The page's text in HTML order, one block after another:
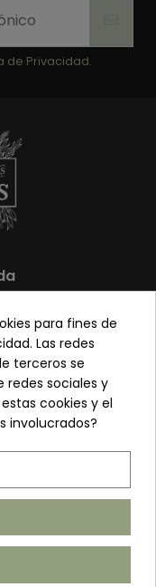
de Privacidad.
y Devoluciones
a profesionales
para fines de
Las redes
terceros se
sociales y
cookies y el
involucrados?